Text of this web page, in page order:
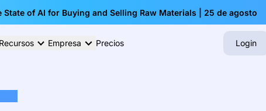
State of AI for Buying and Selling Raw Materials | 25 de agosto
Recursos Empresa Precios Login